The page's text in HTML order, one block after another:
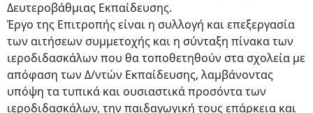
Δευτεροβάθμιας Εκπαίδευσης.
Έργο της Επιτροπής είναι η συλλογή και επεξεργασία
των αιτήσεων συμμετοχής και η σύνταξη πίνακα των
ιεροδιδασκάλων που θα τοποθετηθούν στα σχολεία με
απόφαση των Δ/ντών Εκπαίδευσης, λαμβάνοντας
υπόψη τα τυπικά και ουσιαστικά προσόντα των
ιεροδιδασκάλων, την παιδαγωγική τους επάρκεια και